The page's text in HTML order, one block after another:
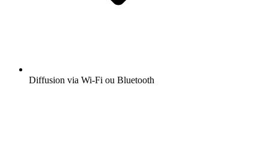
Diffusion via Wi-Fi ou Bluetooth